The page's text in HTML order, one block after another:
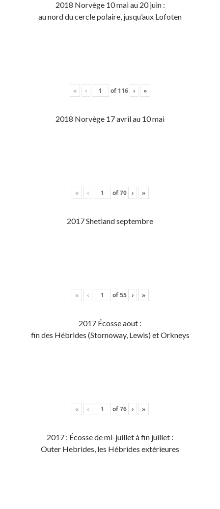
2018 Norvège 10 mai au 20 juin :
au nord du cercle polaire, jusqu’aux Lofoten
« ‹ of 116 › »
2018 Norvège 17 avril au 10 mai
« ‹ of70 › »
2017 Shetland septembre
« ‹ of55 › »
2017 Écosse aout :
fin des Hébrides (Stornoway, Lewis) et Orkneys
« ‹ of76 › »
2017 : Écosse de mi-juillet à fin juillet :
Outer Hebrides, les Hébrides extérieures